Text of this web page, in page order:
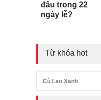
đâu trong 22
ngày lễ?
Từ khóa hot
Cù Lao Xanh